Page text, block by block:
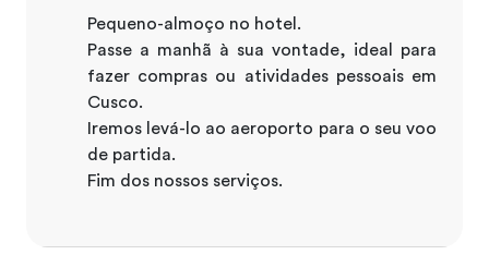
Pequeno-almoço no hotel.
Passe a manhã à sua vontade, ideal para
fazer compras ou atividades pessoais em
Cusco.
Iremos levá-lo ao aeroporto para o seu voo
de partida.
Fim dos nossos serviços.